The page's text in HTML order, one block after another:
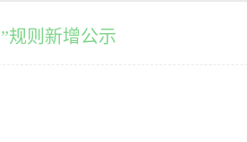
规则新增公示